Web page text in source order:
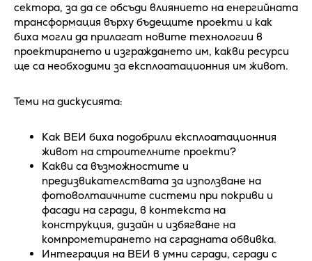
сектора, за да се обсъди влиянието на енергийната
трансформация върху бъдещите проекти и как
биха могли да прилагат новите технологии в
проектирането и изграждането им, какви ресурси
ще са необходими за експлоатационния им живот.
Теми на дискусията:
Как ВЕИ биха подобрили експлоатационния
живот на строителните проекти?
Какви са възможностите и
предизвикателствата за използване на
фотоволтаичните системи при покриви и
фасади на сгради, в контекста на
конструкция, дизайн и избягване на
компрометирането на сградната обвивка.
Интеграция на ВЕИ в умни сгради, сгради с